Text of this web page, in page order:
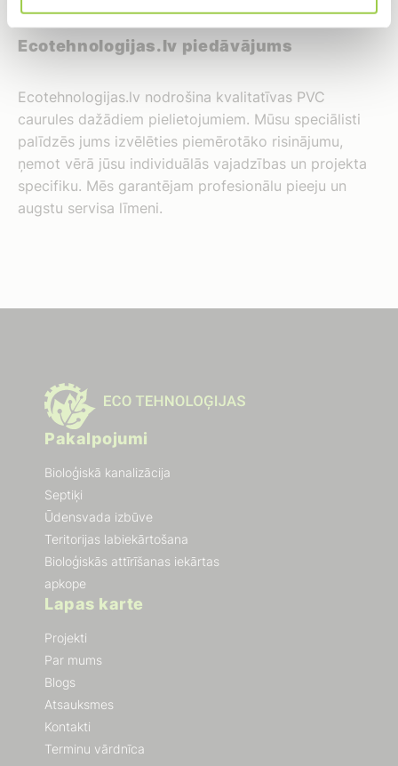
Ecotehnologijas.lv piedāvājums
Ecotehnologijas.lv nodrošina kvalitatīvas PVC
caurules dažādiem pielietojumiem. Mūsu speciālisti
palīdzēs jums izvēlēties piemērotāko risinājumu,
ņemot vērā jūsu individuālās vajadzības un projekta
specifiku. Mēs garantējam profesionālu pieeju un
augstu servisa līmeni.
Pakalpojumi
Bioloģiskā kanalizācija
Septiķi
Ūdensvada izbūve
Teritorijas labiekārtošana
Bioloģiskās attīrīšanas iekārtas
apkope
Lapas karte
Projekti
Par mums
Blogs
Atsauksmes
Kontakti
Terminu vārdnīca